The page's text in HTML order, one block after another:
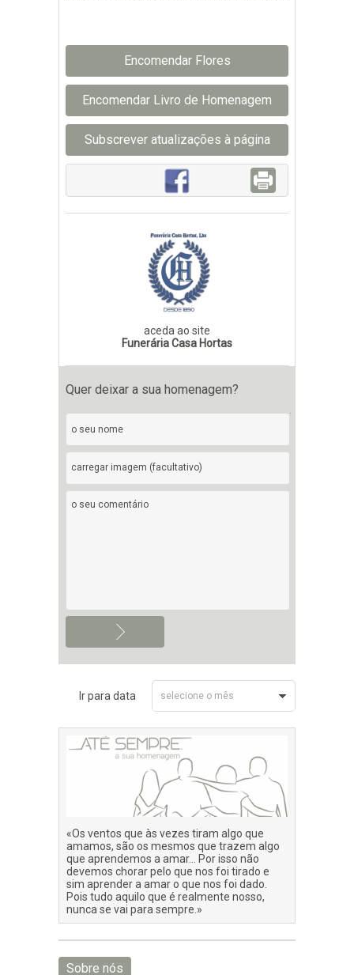
Encomendar Flores
Encomendar Livro de Homenagem
Subscrever atualizações à página
aceda ao site
Funerária Casa Hortas
Quer deixar a sua homenagem?
carregar imagem (facultativo)
selecione o mês
Fevereiro 2026
Ir para data
«Os ventos que às vezes tiram algo que
amamos, são os mesmos que trazem algo
que aprendemos a amar… Por isso não
devemos chorar pelo que nos foi tirado e
sim aprender a amar o que nos foi dado.
Pois tudo aquilo que é realmente nosso,
nunca se vai para sempre.»
Sobre nós